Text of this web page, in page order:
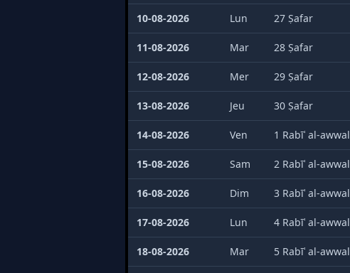
10-08-2026 Lun 27 Ṣafar
11-08-2026 Mar 28 Ṣafar
12-08-2026 Mer 29 Ṣafar
13-08-2026 Jeu 30 Ṣafar
14-08-2026 Ven 1 Rabīʿ al-awwal
15-08-2026 Sam 2 Rabīʿ al-awwal
16-08-2026 Dim 3 Rabīʿ al-awwal
17-08-2026 Lun 4 Rabīʿ al-awwal
18-08-2026 Mar 5 Rabīʿ al-awwal